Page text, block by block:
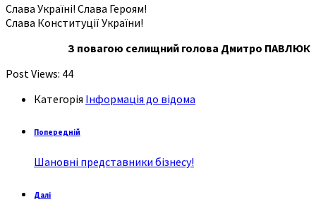
Слава Україні! Слава Героям!
Слава Конституції України!
З повагою селищний голова Дмитро ПАВЛЮК
Post Views: 44
Категорія Інформація до відома
Попередній
Шановні представники бізнесу!
Далі